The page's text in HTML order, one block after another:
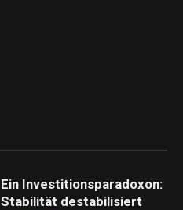
Ein Investitionsparadoxon:
Stabilität destabilisiert